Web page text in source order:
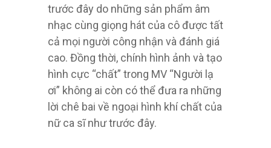
trước đây do những sản phẩm âm
nhạc cùng giọng hát của cô được tất
cả mọi người công nhận và đánh giá
cao. Đồng thời, chính hình ảnh và tạo
hình cực “chất” trong MV “Người lạ
ơi” không ai còn có thể đưa ra những
lời chê bai về ngoại hình khí chất của
nữ ca sĩ như trước đây.